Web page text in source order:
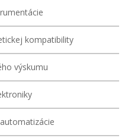
kompatibility
výskumu